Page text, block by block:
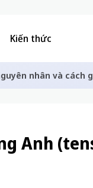
Kiến thức
nhân và cách
Anh